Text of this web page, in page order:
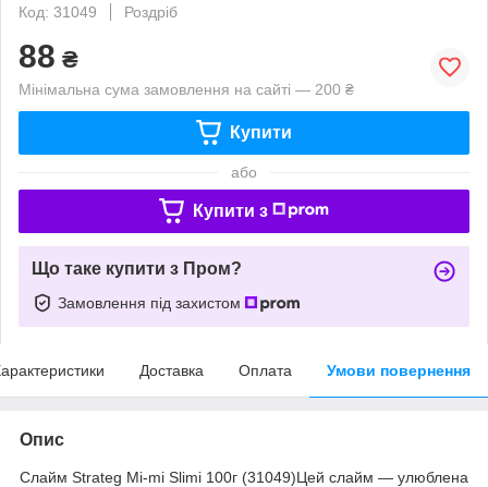
Код: 31049
Роздріб
88 ₴
Мінімальна сума замовлення на сайті — 200 ₴
Купити
або
Купити з
Що таке купити з Пром?
Замовлення під захистом
Доставка Оплата Умови повернення
Опис
Слайм Strateg Mi-mi Slimi 100г (31049)Цей слайм — улюблена